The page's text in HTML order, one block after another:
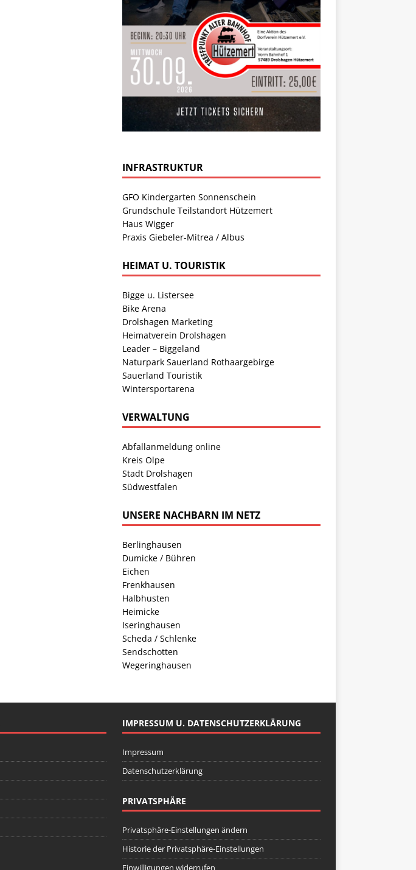
INFRASTRUKTUR
GFO Kindergarten Sonnenschein
Grundschule Teilstandort Hützemert
Haus Wigger
Praxis Giebeler-Mitrea / Albus
HEIMAT U. TOURISTIK
Bigge u. Listersee
Bike Arena
Drolshagen Marketing
Heimatverein Drolshagen
Leader – Biggeland
Naturpark Sauerland Rothaargebirge
Sauerland Touristik
Wintersportarena
VERWALTUNG
Abfallanmeldung online
Kreis Olpe
Stadt Drolshagen
Südwestfalen
UNSERE NACHBARN IM NETZ
Berlinghausen
Dumicke / Bühren
Eichen
Frenkhausen
Halbhusten
Heimicke
Iseringhausen
Scheda / Schlenke
Sendschotten
Wegeringhausen
IMPRESSUM U. DATENSCHUTZERKLÄRUNG
Impressum
Datenschutzerklärung
PRIVATSPHÄRE
Privatsphäre-Einstellungen ändern
Historie der Privatsphäre-Einstellungen
Einwilligungen widerrufen